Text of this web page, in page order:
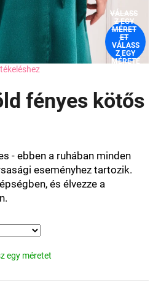
fényes kötős
- ebben a ruhában minden
eseményhez tartozik.
és élvezze a
egy méretet
VÁLASS
Z EGY
MÉRET
ET
VÁLASS
Z EGY
MÉRETE